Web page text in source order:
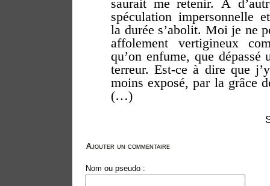
saurait me retenir. À
spéculation impersonnelle
la durée s’abolit. Moi je ne
affolement vertigineux
qu’on enfume, que dépassé
terreur. Est-ce à dire que
moins exposé, par la grâce
(…)
Ajouter un commentaire
Nom ou pseudo :